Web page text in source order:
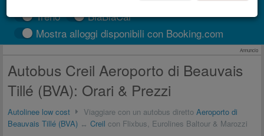
Treno
BlaBlaCar
Mostra alloggi disponibili con Booking.com
Annuncio
Autobus Creil Aeroporto di Beauvais
Tillé (BVA): Orari & Prezzi
Autolinee low cost Viaggiare con un autobus diretto Aeroporto di
Beauvais Tillé (BVA) ↔ Creil con Flixbus, Eurolines Baltour & Marozzi